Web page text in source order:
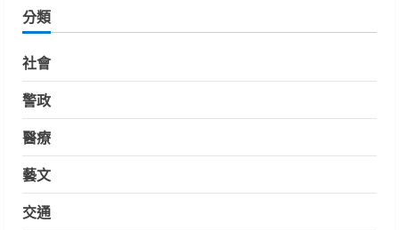
分類
社會
警政
醫療
藝文
交通